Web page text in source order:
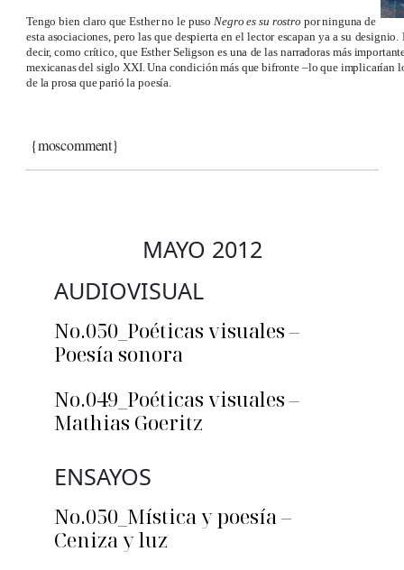
Tengo bien claro que Esther no le pusoNegro es su rostro por ninguna de
esta asociaciones, pero las que despierta en el lector escapan ya a su
decir, como crítico, que Esther Seligson es una de las narradoras más
mexicanas del siglo XXI. Una condición más que bifronte –lo que implicarían
de la prosa que parió la poesía.
{moscomment}
MAYO 2012
AUDIOVISUAL
No.050_Poéticas visuales –
Poesía sonora
No.049_Poéticas visuales –
Mathias Goeritz
ENSAYOS
No.050_Mística y poesía –
Ceniza y luz